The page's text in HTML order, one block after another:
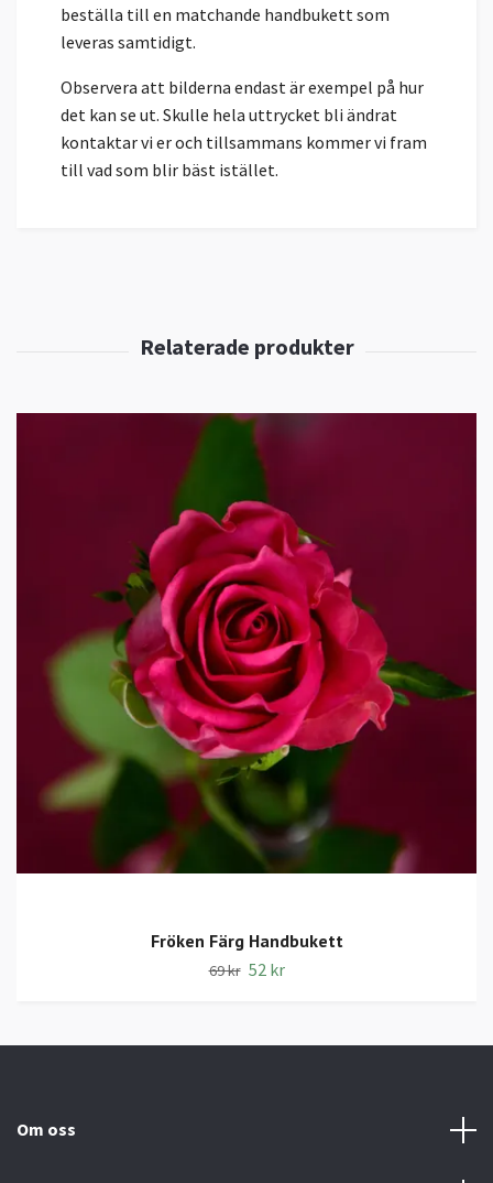
beställa till en matchande handbukett som
leveras samtidigt.
Observera att bilderna endast är exempel på hur
det kan se ut. Skulle hela uttrycket bli ändrat
kontaktar vi er och tillsammans kommer vi fram
till vad som blir bäst istället.
Fröken Färg Handbukett
69 kr 52 kr
Om oss